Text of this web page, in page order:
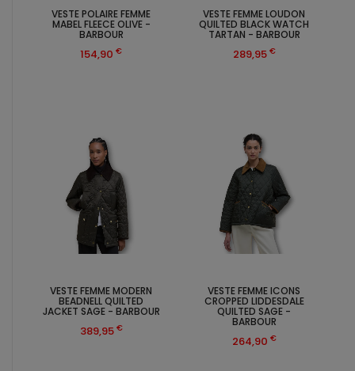
VESTE POLAIRE FEMME
MABEL FLEECE OLIVE -
BARBOUR
154,90€
VESTE FEMME LOUDON
QUILTED BLACK WATCH
TARTAN - BARBOUR
289,95 €
VESTE FEMME MODERN
BEADNELL QUILTED
JACKET SAGE - BARBOUR
389,95 €
VESTE FEMME ICONS
CROPPED LIDDESDALE
QUILTED SAGE -
BARBOUR
264,90 €